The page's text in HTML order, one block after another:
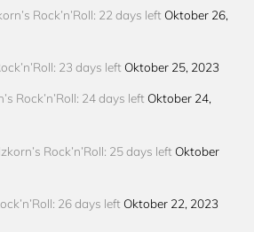
Rock’n’Roll: 22 days left Oktober 26,
23 days left Oktober 25, 2023
Rock’n’Roll: 24 days left Oktober 24,
Rock’n’Roll: 25 days left Oktober
26 days left Oktober 22, 2023